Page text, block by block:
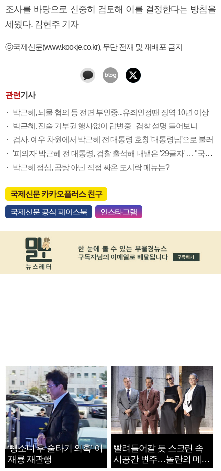
조사를 바탕으로 신중히 검토해 이를 결정한다는 방침을
세웠다. 김현주 기자
ⓒ국제신문(www.kookje.co.kr), 무단 전재 및 재배포 금지
관련기사
박근혜, 뇌물 혐의 등 전면 부인중...유죄인정땐 징역 10년 이상
박근혜, 진술 거부권 행사없이 답변중...검찰 설명 들어보니
검사, 예우 차원에서 박근혜 전 대통령 호칭 '대통령님'으로 불러
'피의자' 박근혜 전 대통령, 검찰 출석해 내뱉은 '29글자' … "국민께 송구"
박근혜 점심, 곰탕 아닌 직접 싸온 도시락 메뉴는?
국제신문 카카오플러스 친구
국제신문 공식 페이스북 인스타그램
‘뺑소니 후 술타기 의혹’ 이
재룡 재판행
빨려들어갈 듯 스크린 속
시공간 변주…놀란의 메시